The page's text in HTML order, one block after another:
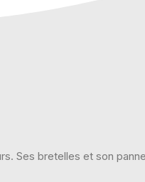
Ses bretelles et son